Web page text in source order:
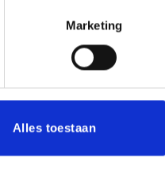
Marketing
Alles toestaan